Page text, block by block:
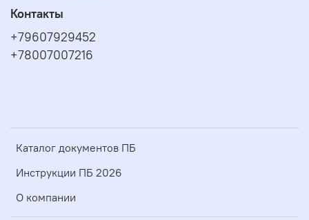
Каталог документов ПБ
Инструкции ПБ 2026
О компании
Контакты
+79607929452
+78007007216